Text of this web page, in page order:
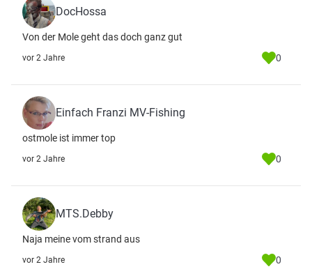
DocHossa
Von der Mole geht das doch ganz gut
vor 2 Jahre 0
Einfach Franzi MV-Fishing
ostmole ist immer top
vor 2 Jahre 0
MTS.Debby
Naja meine vom strand aus
vor 2 Jahre 0